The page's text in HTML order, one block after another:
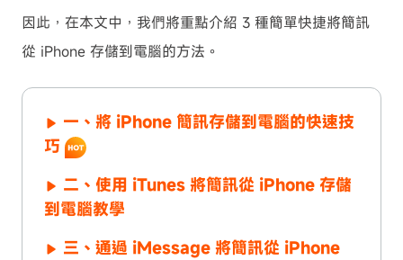
因此，在本文中，我們將重點介紹 3 種簡單快捷將簡訊
從 iPhone 存儲到電腦的方法。
一、將 iPhone 簡訊存儲到電腦的快速技
巧
二、使用 iTunes 將簡訊從 iPhone 存儲
到電腦教學
三、通過 iMessage 將簡訊從 iPhone